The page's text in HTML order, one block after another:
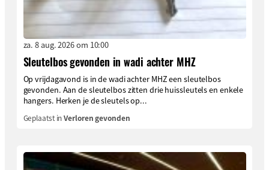
za. 8 aug. 2026 om 10:00
Sleutelbos gevonden in wadi achter MHZ
Op vrijdagavond is in de wadi achter MHZ een sleutelbos
gevonden. Aan de sleutelbos zitten drie huissleutels en enkele
hangers. Herken je de sleutels op...
Geplaatst inVerloren gevonden